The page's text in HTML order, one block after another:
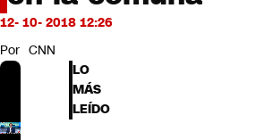
12- 10- 2018 12:26
Por CNN
LO
MÁS
LEÍDO